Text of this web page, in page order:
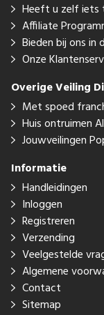
Heeft u zelf iets
Affiliate
Bieden bij ons in
Onze
Overige Veiling
Met spoed
Huis ontruimen
Jouwveilingen
Informatie
Handleidingen
Inloggen
Registreren
Verzending
Veelgestelde
Algemene
Contact
Sitemap